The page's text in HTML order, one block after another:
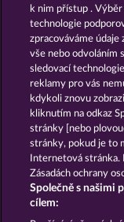
MAGIC BOOK 6
Podmínky
Kontakt
Glosář
k nim přístup . Výběr
technologie
zpracováváme
vše nebo odvoláním
sledovací
reklamy pro vás
kdykoli znovu
kliknutím na odkaz
stránky [nebo
stránky, pokud je to
Internetová
Zásadách ochrany
Společně s našimi
cílem: